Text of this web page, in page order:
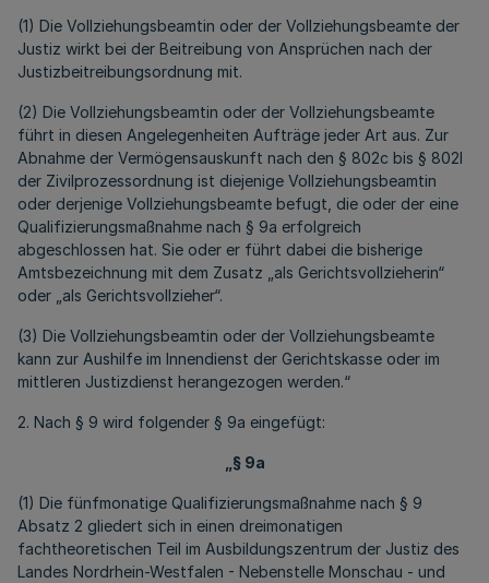
(1) Die Vollziehungsbeamtin oder der Vollziehungsbeamte der
Justiz wirkt bei der Beitreibung von Ansprüchen nach der
Justizbeitreibungsordnung mit.
(2) Die Vollziehungsbeamtin oder der Vollziehungsbeamte
führt in diesen Angelegenheiten Aufträge jeder Art aus. Zur
Abnahme der Vermögensauskunft nach den § 802c bis § 802l
der Zivilprozessordnung ist diejenige Vollziehungsbeamtin
oder derjenige Vollziehungsbeamte befugt, die oder der eine
Qualifizierungsmaßnahme nach § 9a erfolgreich
abgeschlossen hat. Sie oder er führt dabei die bisherige
Amtsbezeichnung mit dem Zusatz „als Gerichtsvollzieherin“
oder „als Gerichtsvollzieher“.
(3) Die Vollziehungsbeamtin oder der Vollziehungsbeamte
kann zur Aushilfe im Innendienst der Gerichtskasse oder im
mittleren Justizdienst herangezogen werden.“
2. Nach § 9 wird folgender § 9a eingefügt:
„§ 9a
(1) Die fünfmonatige Qualifizierungsmaßnahme nach § 9
Absatz 2 gliedert sich in einen dreimonatigen
fachtheoretischen Teil im Ausbildungszentrum der Justiz des
Landes Nordrhein-Westfalen - Nebenstelle Monschau - und